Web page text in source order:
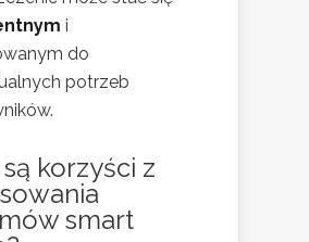
i
do
potrzeb
korzyści z
smart